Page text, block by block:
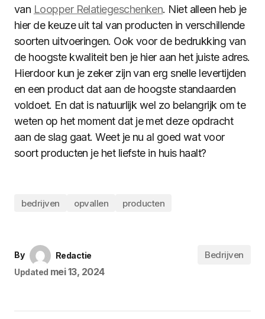
van Loopper Relatiegeschenken. Niet alleen heb je
hier de keuze uit tal van producten in verschillende
soorten uitvoeringen. Ook voor de bedrukking van
de hoogste kwaliteit ben je hier aan het juiste adres.
Hierdoor kun je zeker zijn van erg snelle levertijden
en een product dat aan de hoogste standaarden
voldoet. En dat is natuurlijk wel zo belangrijk om te
weten op het moment dat je met deze opdracht
aan de slag gaat. Weet je nu al goed wat voor
soort producten je het liefste in huis haalt?
bedrijven opvallen producten
By
Redactie
Updated mei 13, 2024
Bedrijven